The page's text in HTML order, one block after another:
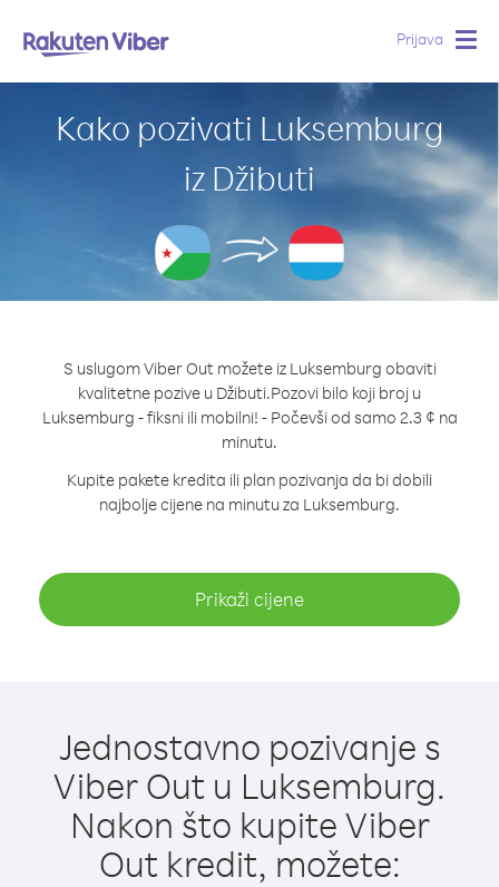
Prijava
Kako pozivati Luksemburg
iz Džibuti
S uslugom Viber Out možete iz Luksemburg obaviti
kvalitetne pozive u Džibuti.Pozovi bilo koji broj u
Luksemburg - fiksni ili mobilni! - Počevši od samo 2.3 ¢ na
minutu.
Kupite pakete kredita ili plan pozivanja da bi dobili
najbolje cijene na minutu za Luksemburg.
Prikaži cijene
Jednostavno pozivanje s
Viber Out u Luksemburg.
Nakon što kupite Viber
Out kredit, možete: